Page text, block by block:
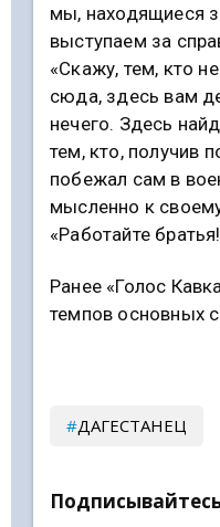
мы, находящиеся
выступаем за
«Скажу, тем, кто
сюда, здесь вам
нечего. Здесь
тем, кто, получив
побежал сам в
мысленно к
«Работайте
Ранее «Голос
темпов основных
ДАГЕСТАНЕЦ